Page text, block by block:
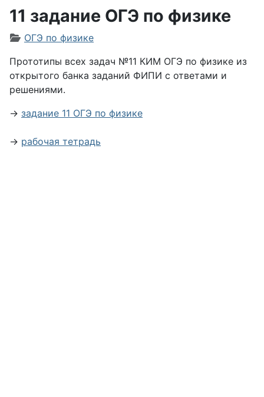
11 задание ОГЭ по физике
Информация о материале
ОГЭ по физике
Прототипы всех задач №11 КИМ ОГЭ по физике из
открытого банка заданий ФИПИ с ответами и
решениями.
→ задание 11 ОГЭ по физике
→ рабочая тетрадь